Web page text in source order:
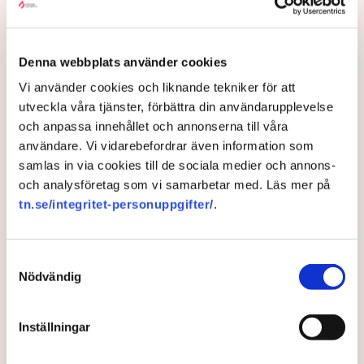
Denna webbplats använder cookies
Vi använder cookies och liknande tekniker för att
utveckla våra tjänster, förbättra din användarupplevelse
och anpassa innehållet och annonserna till våra
användare. Vi vidarebefordrar även information som
samlas in via cookies till de sociala medier och annons-
och analysföretag som vi samarbetar med. Läs mer på
tn.se/integritet-personuppgifter/.
Nödvändig
Inställningar
Trycket är hårt när EU-länderna gör ännu ett försök
att enas om ett pristak på gas.
3 years ago | Av: TT
EU-avtal om ny klimattull för
industriimport